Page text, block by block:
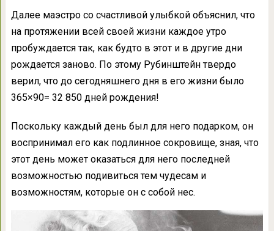
Далее маэстро со счастливой улыбкой объяснил, что
на протяжении всей своей жизни каждое утро
пробуждается так, как будто в этот и в другие дни
рождается заново. По этому Рубинштейн твердо
верил, что до сегодняшнего дня в его жизни было
365×90= 32 850 дней рождения!
Поскольку каждый день был для него подарком, он
воспринимал его как подлинное сокровище, зная, что
этот день может оказаться для него последней
возможностью подивиться тем чудесам и
возможностям, которые он с собой нес.